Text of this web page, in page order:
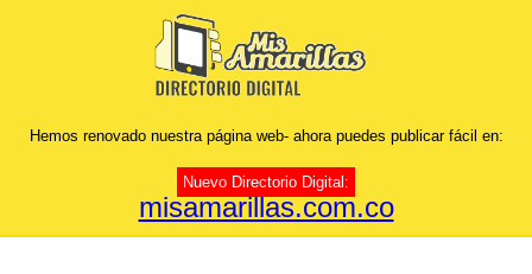
Hemos renovado nuestra página web- ahora puedes publicar fácil en:
Nuevo Directorio Digital:
misamarillas.com.co